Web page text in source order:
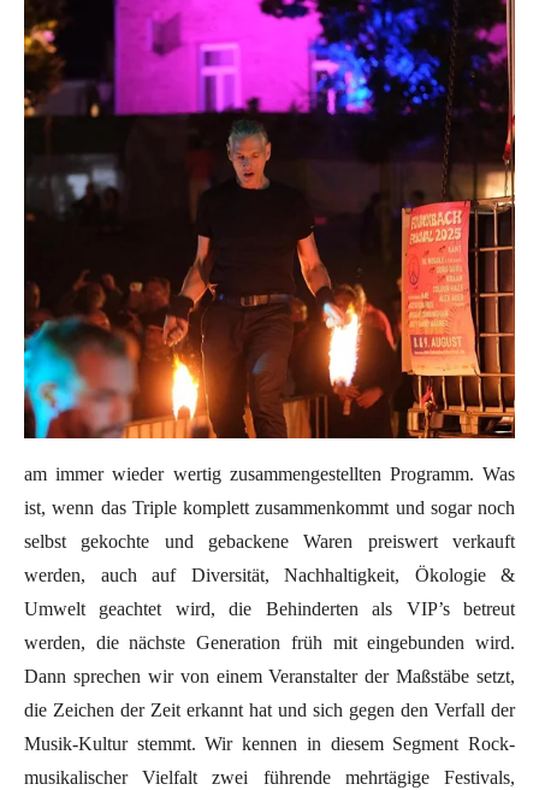
am immer wieder wertig zusammengestellten Programm. Was
ist, wenn das Triple komplett zusammenkommt und sogar noch
selbst gekochte und gebackene Waren preiswert verkauft
werden, auch auf Diversität, Nachhaltigkeit, Ökologie &
Umwelt geachtet wird, die Behinderten als VIP’s betreut
werden, die nächste Generation früh mit eingebunden wird.
Dann sprechen wir von einem Veranstalter der Maßstäbe setzt,
die Zeichen der Zeit erkannt hat und sich gegen den Verfall der
Musik-Kultur stemmt. Wir kennen in diesem Segment Rock-
musikalischer Vielfalt zwei führende mehrtägige Festivals,